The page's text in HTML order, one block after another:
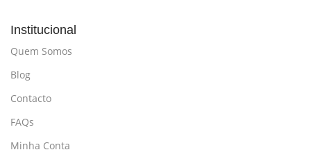
Institucional
Quem Somos
Blog
Contacto
FAQs
Minha Conta